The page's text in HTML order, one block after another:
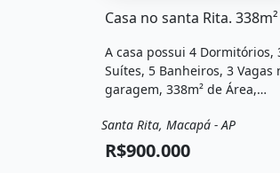
A casa possui 4 Dormitórios,
Suítes, 5 Banheiros, 3 Vagas
garagem, 338m² de Área,
Hidromassagem e está
localizado em Avenida
Raimundo Álvares da Costa,
Venda Casa
Santa Rita, Macapá - AP
R$900.000